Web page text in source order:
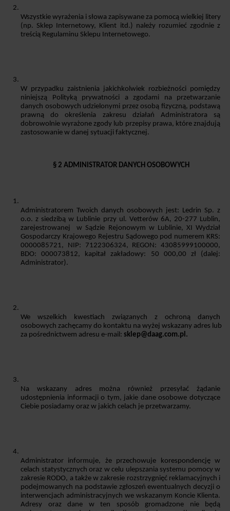
Wszystkie wyrażenia i słowa zapisywane za pomocą wielkiej litery
(np. Sklep Internetowy, Klient itd.) należy rozumieć zgodnie z
treścią Regulaminu Sklepu Internetowego.
W przypadku zaistnienia jakichkolwiek rozbieżności pomiędzy
niniejszą Polityką prywatności a zgodami na przetwarzanie
danych osobowych udzielonymi przez osobą fizyczną, podstawą
prawną do określenia zakresu działań Administratora są
dobrowolnie wyrażone zgody lub przepisy prawa, które znajdują
zastosowanie w danej sytuacji faktycznej.
§ 2 ADMINISTRATOR DANYCH OSOBOWYCH
Administratorem Twoich danych osobowych jest: Ledrin Sp. z
o.o. z siedzibą w Lublinie przy ul. Vetterów 6A, 20-277 Lublin,
zarejestrowanej  w Sądzie Rejonowym w Lublinie, XI Wydział
Gospodarczy Krajowego Rejestru Sądowego pod numerem KRS:
0000085721, NIP: 7122306324, REGON: 43085999100000,
BDO: 000073812, kapitał zakładowy: 50 000,00 zł (dalej:
Administrator).
We wszelkich kwestiach związanych z ochroną danych
osobowych zachęcamy do kontaktu na wyżej wskazany adres lub
za pośrednictwem adresu e-mail: sklep@daag.com.pl.
Na wskazany adres można również przesyłać żądanie
udostępnienia informacji o tym, jakie dane osobowe dotyczące
Ciebie posiadamy oraz w jakich celach je przetwarzamy.
Administrator informuje, że przechowuje korespondencję w
celach statystycznych oraz w celu ulepszania systemu pomocy w
zakresie RODO, a także w zakresie rozstrzygnięć reklamacyjnych i
podejmowanych na podstawie zgłoszeń ewentualnych decyzji o
interwencjach administracyjnych we wskazanym Koncie Klienta.
Adresy oraz dane w ten sposób gromadzone nie będą